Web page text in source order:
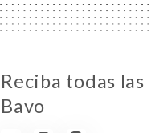
Reciba todas
Bavo